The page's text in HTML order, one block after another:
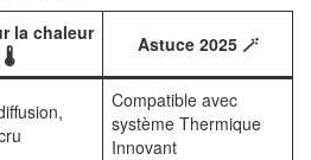
la chaleur
🌡️
Astuce 2025 🪄
Compatible avec
système Thermique
Innovant